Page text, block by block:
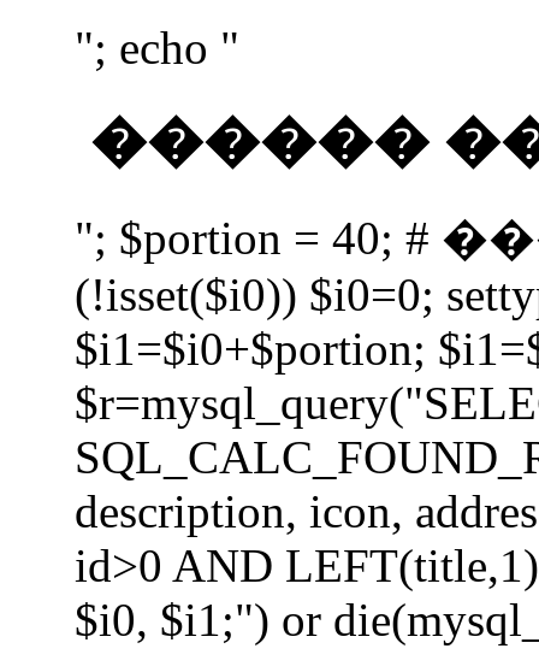
"; echo "
������ ��
"; $portion = 40;
(!isset($i0)) $i0=0;
$i1=$i0+$portion;
description, icon,
id>0 AND
$i0, $i1;") or